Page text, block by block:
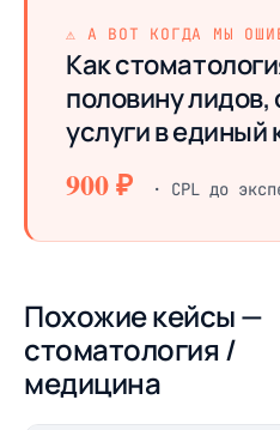
⚠ А ВОТ КОГДА МЫ
Как
половину
услуги в единый
900 ₽ · CPL до
Похожие кейсы —
стоматология /
медицина